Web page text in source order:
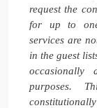
request the
for up to
services are
in the guest
occasionally
purposes.